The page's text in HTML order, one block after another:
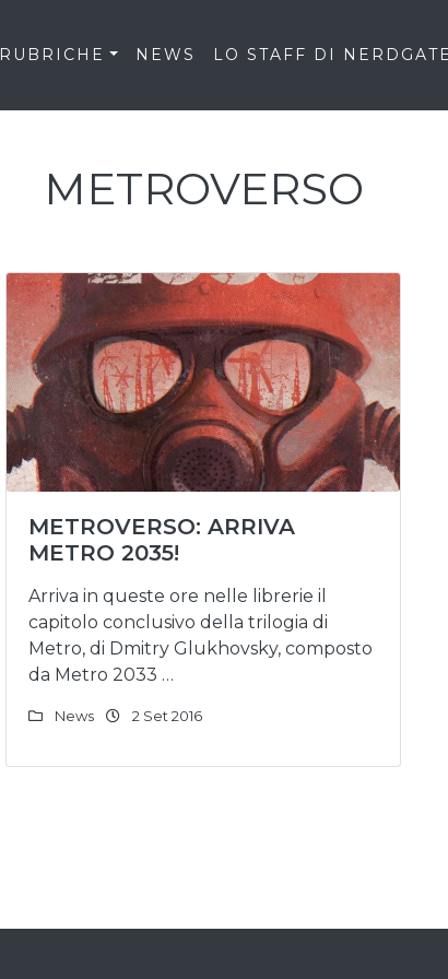
RUBRICHE NEWS LO STAFF DI
METROVERSO
METROVERSO: ARRIVA
METRO 2035!
Arriva in queste ore nelle librerie il
capitolo conclusivo della trilogia di
Metro, di Dmitry Glukhovsky, composto
da Metro 2033 …
News 2 Set 2016